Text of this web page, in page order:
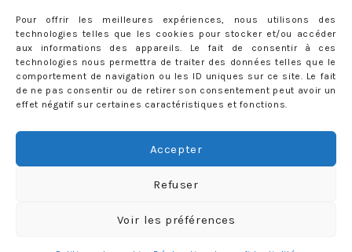
Pour offrir les meilleures expériences, nous utilisons des
technologies telles que les cookies pour stocker et/ou accéder
aux informations des appareils. Le fait de consentir à ces
technologies nous permettra de traiter des données telles que le
comportement de navigation ou les ID uniques sur ce site. Le fait
de ne pas consentir ou de retirer son consentement peut avoir un
effet négatif sur certaines caractéristiques et fonctions.
Accepter
Refuser
Voir les préférences
ABONNEMENT
Adresse
Rejoignez les 398 autres abonnés
Designed by Light Morango